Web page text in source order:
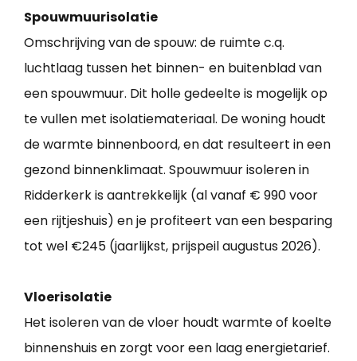
Spouwmuurisolatie
Omschrijving van de spouw: de ruimte c.q.
luchtlaag tussen het binnen- en buitenblad van
een spouwmuur. Dit holle gedeelte is mogelijk op
te vullen met isolatiemateriaal. De woning houdt
de warmte binnenboord, en dat resulteert in een
gezond binnenklimaat. Spouwmuur isoleren in
Ridderkerk is aantrekkelijk (al vanaf € 990 voor
een rijtjeshuis) en je profiteert van een besparing
tot wel €245 (jaarlijkst, prijspeil augustus 2026).
Vloerisolatie
Het isoleren van de vloer houdt warmte of koelte
binnenshuis en zorgt voor een laag energietarief.